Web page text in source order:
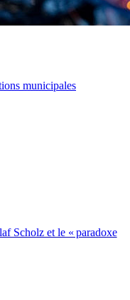
municipales
Scholz et le « paradoxe